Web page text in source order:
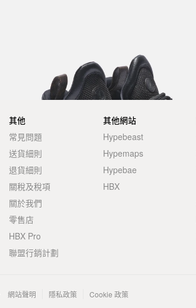
其他
常見問題
送貨細則
退貨細則
關稅及稅項
關於我們
零售店
HBX Pro
聯盟行銷計劃
其他網站
Hypebeast
Hypemaps
Hypebae
HBX
網站聲明 隱私政策 Cookie 政策